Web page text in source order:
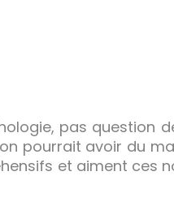
pas question
pourrait avoir du
et aiment ces